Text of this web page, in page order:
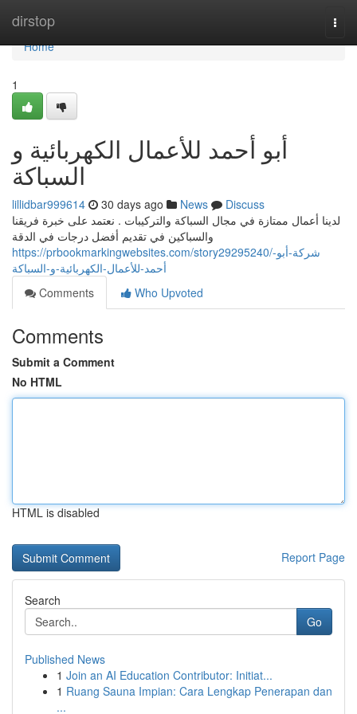
dirstop
Home
Home
1
أبو أحمد للأعمال الكهربائية و
السباكة
lillidbar999614 30 days ago News
Discuss
لدينا أعمال ممتازة في مجال السباكة والتركيبات . نعتمد على خبرة فريقنا
والسباكين في تقديم أفضل درجات في الدقة
https://prbookmarkingwebsites.com/story29295240/شركة-أبو-
أحمد-للأعمال-الكهربائية-و-السباكة
Comments
Who Upvoted
Comments
Submit a Comment
No HTML
HTML is disabled
Report Page
Search
Go
Published News
1 Join an AI Education Contributor: Initiat...
1 Ruang Sauna Impian: Cara Lengkap Penerapan dan
...